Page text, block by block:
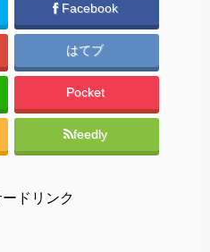
Facebook
はてブ
Pocket
feedly
ドリンク